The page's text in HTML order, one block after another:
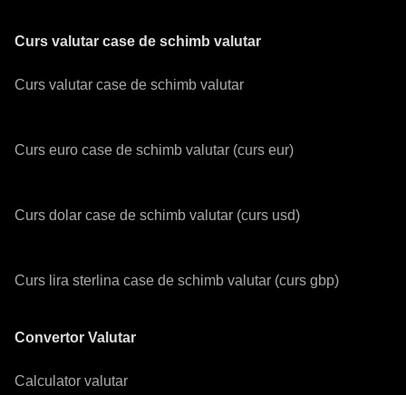
Curs valutar case de schimb valutar
Curs valutar case de schimb valutar
Curs euro case de schimb valutar (curs eur)
Curs dolar case de schimb valutar (curs usd)
Curs lira sterlina case de schimb valutar (curs gbp)
Convertor Valutar
Calculator valutar